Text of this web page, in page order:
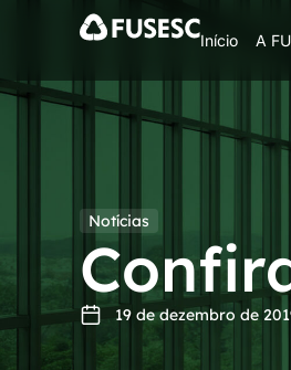
Início A
Notícias
19 de dezembro de